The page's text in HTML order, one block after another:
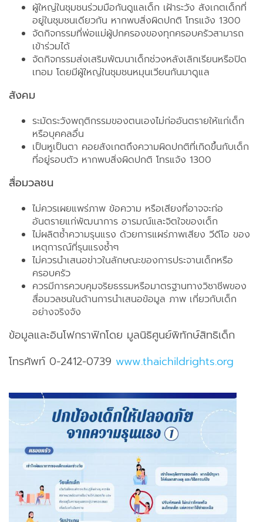
ผู้ใหญ่ในชุมชนร่วมมือกันดูแลเด็ก เฝ้าระวัง สังเกตเด็กที่
อยู่ในชุมชนเดียวกัน หากพบสิ่งผิดปกติ โทรแจ้ง 1300
จัดกิจกรรมที่พ่อแม่ผู้ปกครองของทุกครอบครัวสามารถ
เข้าร่วมได้
จัดกิจกรรมส่งเสริมพัฒนาเด็กช่วงหลังเลิกเรียนหรือปิด
เทอม โดยมีผู้ใหญ่ในชุมชนหมุนเวียนกันมาดูแล
สังคม
ระมัดระวังพฤติกรรมของตนเองไม่ก่ออันตรายให้แก่เด็ก
หรือบุคคลอื่น
เป็นหูเป็นตา คอยสังเกตถึงความผิดปกติที่เกิดขึ้นกับเด็ก
ที่อยู่รอบตัว หากพบสิ่งผิดปกติ โทรแจ้ง 1300
สื่อมวลชน
ไม่ควรเผยแพร่ภาพ ข้อความ หรือเสียงที่อาจจะก่อ
อันตรายแก่พัฒนาการ อารมณ์และจิตใจของเด็ก
ไม่ผลิตซ้ำความรุนแรง ด้วยการแผร่ภาพเสียง วีดีโอ ของ
เหตุการณ์ที่รุนแรงซ้ำๆ
ไม่ควรนำเสนอข่าวในลักษณะของการประจานเด็กหรือ
ครอบครัว
ควรมีการควบคุมจริยธรรมหรือมาตรฐานทางวิชาชีพของ
สื่อมวลชนในด้านการนำเสนอข้อมูล ภาพ เกี่ยวกับเด็ก
อย่างจริงจัง
ข้อมูลและอินโฟกราฟิกโดย มูลนิธิศูนย์พิทักษ์สิทธิเด็ก
โทรศัพท์ 0-2412-0739 www.thaichildrights.org